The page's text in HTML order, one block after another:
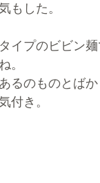
もした。
イプのビビン
。
るのものとば
付き。